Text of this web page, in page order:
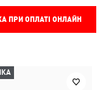
ПРИ ОПЛАТІ ОНЛАЙН